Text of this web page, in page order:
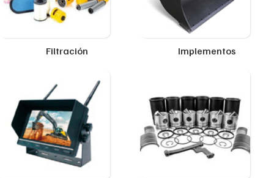
Filtración Implementos